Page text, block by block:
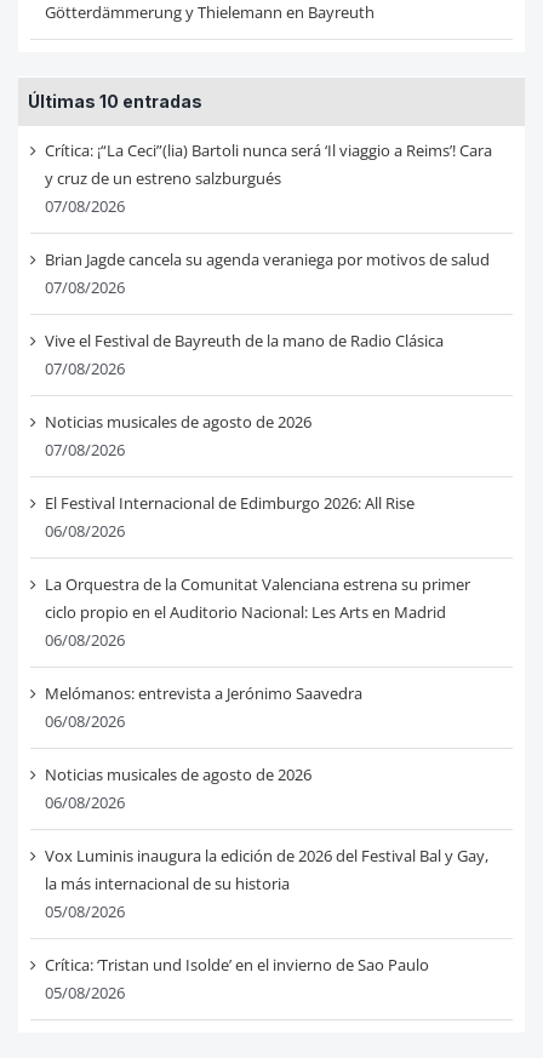
Götterdämmerung y Thielemann en Bayreuth
Últimas 10 entradas
Crítica: ¡“La Ceci”(lia) Bartoli nunca será ‘Il viaggio a Reims’! Cara
y cruz de un estreno salzburgués
07/08/2026
Brian Jagde cancela su agenda veraniega por motivos de salud
07/08/2026
Vive el Festival de Bayreuth de la mano de Radio Clásica
07/08/2026
Noticias musicales de agosto de 2026
07/08/2026
El Festival Internacional de Edimburgo 2026: All Rise
06/08/2026
La Orquestra de la Comunitat Valenciana estrena su primer
ciclo propio en el Auditorio Nacional: Les Arts en Madrid
06/08/2026
Melómanos: entrevista a Jerónimo Saavedra
06/08/2026
Noticias musicales de agosto de 2026
06/08/2026
Vox Luminis inaugura la edición de 2026 del Festival Bal y Gay,
la más internacional de su historia
05/08/2026
Crítica: ‘Tristan und Isolde’ en el invierno de Sao Paulo
05/08/2026